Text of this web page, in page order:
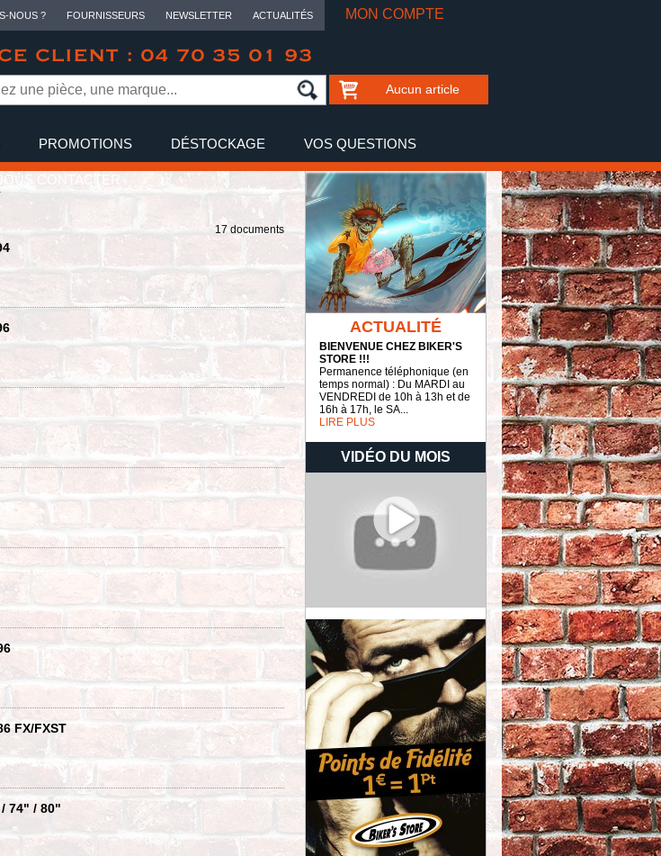
NOUS ? FOURNISSEURS NEWSLETTER ACTUALITÉS MON COMPTE
CLIENT : 04 70 35 01 93
Aucun article
PROMOTIONS DÉSTOCKAGE VOS QUESTIONS
CONTACTER
17 documents
FX/FXST
74" / 80"
ACTUALITÉ
BIENVENUE CHEZ BIKER'S
STORE !!!
Permanence téléphonique (en
temps normal) : Du MARDI au
VENDREDI de 10h à 13h et de
16h à 17h, le SA...
LIRE PLUS
VIDÉO DU MOIS